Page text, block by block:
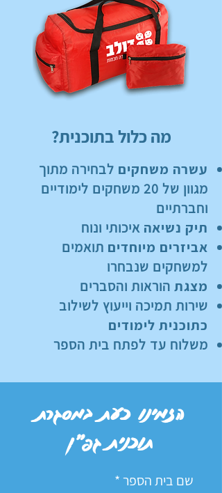
מה כלול בתוכנית?
עשרה משחקים לבחירה מתוך
מגוון של 20 משחקים לימודיים
וחברתיים
תיק נשיאה איכותי ונוח
אביזרים מיוחדים תואמים
למשחקים שנבחרו
מצגת הוראות והסברים
שירות תמיכה וייעוץ לשילוב
כתוכנית לימודים
משלוח עד לפתח בית הספר
הזמינו כעת במסגרת
תוכנית גפ״ן
שם בית הספר